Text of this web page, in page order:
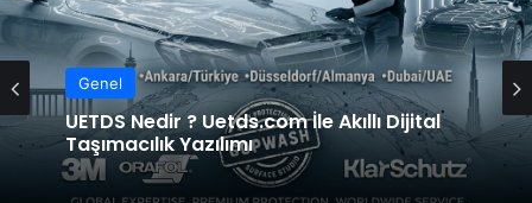
Genel
UETDS Nedir ? Uetds.com İle Akıllı Dijital
Taşımacılık Yazılımı